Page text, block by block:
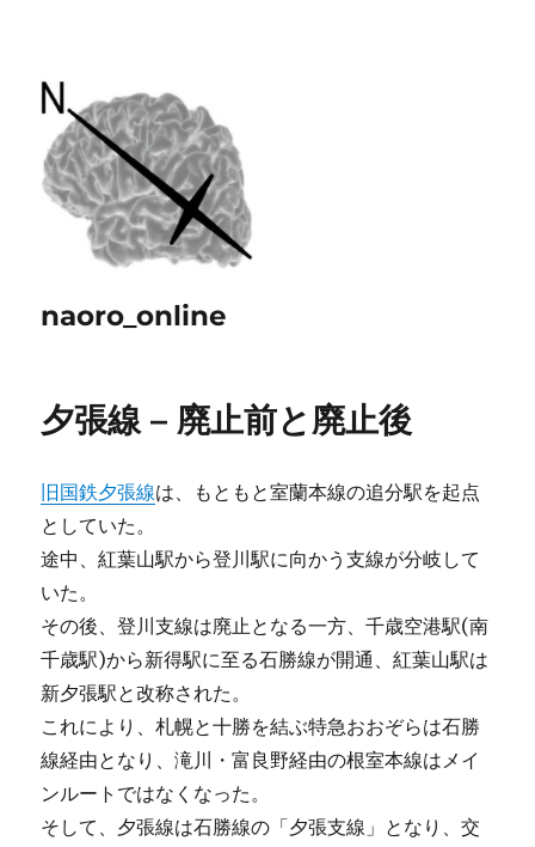
naoro_online
夕張線 – 廃止前と廃止後
旧国鉄夕張線は、もともと室蘭本線の追分駅を起点
としていた。
途中、紅葉山駅から登川駅に向かう支線が分岐して
いた。
その後、登川支線は廃止となる一方、千歳空港駅(南
千歳駅)から新得駅に至る石勝線が開通、紅葉山駅は
新夕張駅と改称された。
これにより、札幌と十勝を結ぶ特急おおぞらは石勝
線経由となり、滝川・富良野経由の根室本線はメイ
ンルートではなくなった。
そして、夕張線は石勝線の「夕張支線」となり、交